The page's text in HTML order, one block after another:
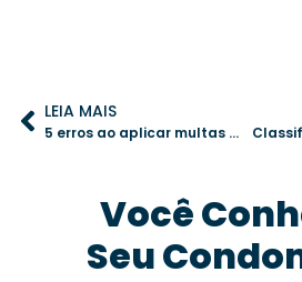
LEIA MAIS
5 erros ao aplicar multas em condomínios e como corrigi-los de forma eficaz
Você
Seu